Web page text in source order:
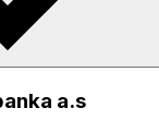
a.s